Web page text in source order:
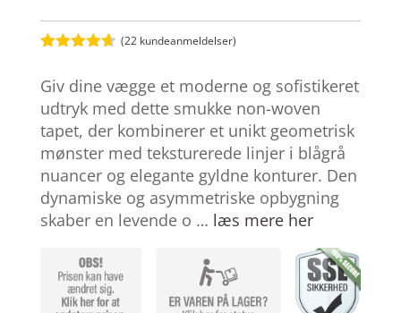
ud af 5
baseret på
kundebedø
mmelser
(22 kundeanmeldelser)
Giv dine vægge et moderne og sofistikeret
udtryk med dette smukke non-woven
tapet, der kombinerer et unikt geometrisk
mønster med teksturerede linjer i blågrå
nuancer og elegante gyldne konturer. Den
dynamiske og asymmetriske opbygning
skaber en levende o … læs mere her